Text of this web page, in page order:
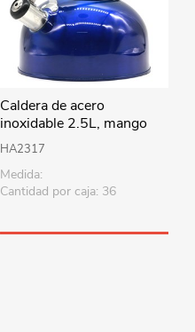
Caldera de acero
inoxidable 2.5L, mango
combinado, en caja, varios
colores
HA2317
Medida:
Cantidad por caja: 36